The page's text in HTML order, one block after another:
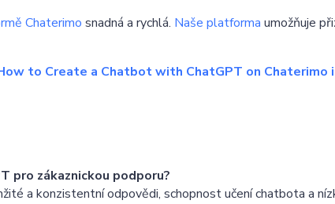
Chaterimo snadná a rychlá. Naše platforma umožňuje
to Create a Chatbot with ChatGPT on Chaterimo
pro zákaznickou podporu?
a konzistentní odpovědi, schopnost učení chatbota a